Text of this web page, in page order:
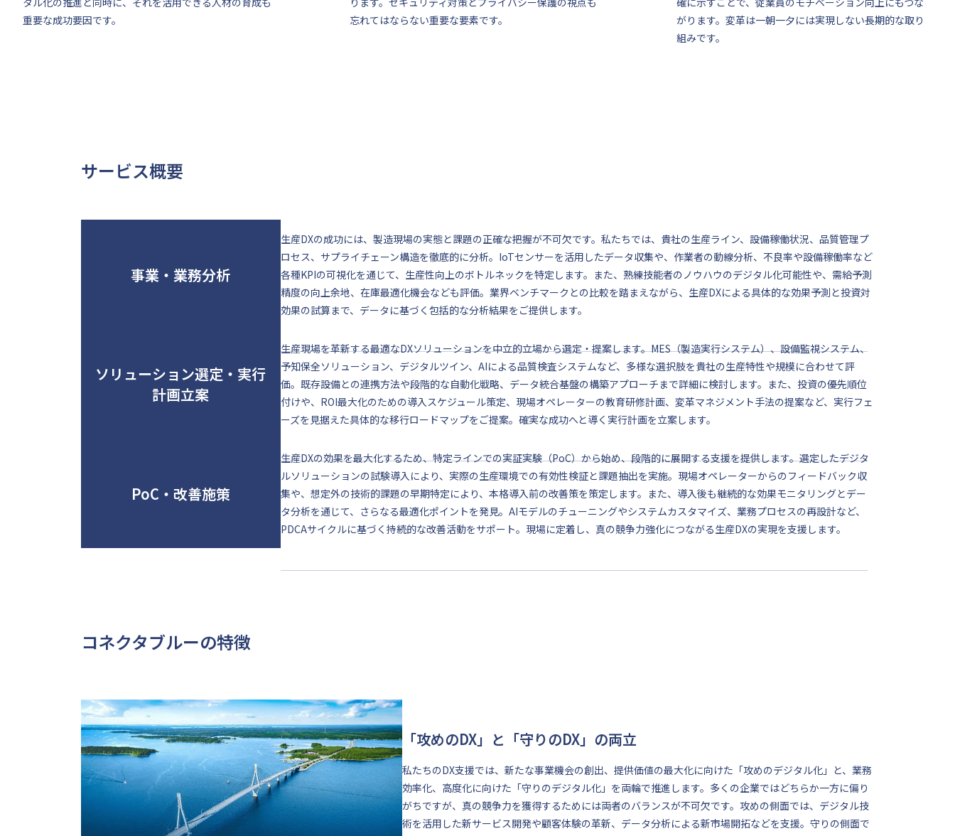
重要な成功要因です。
忘れてはならない重要な要素です。
がります。変革は一朝一夕には実現しない長期的な取り
組みです。
サービス概要
事業・業務分析
生産DXの成功には、製造現場の実態と課題の正確な把握が不可欠です。私たちでは、貴社の生産ライン、設備稼働状況、品質管理プ
ロセス、サプライチェーン構造を徹底的に分析。IoTセンサーを活用したデータ収集や、作業者の動線分析、不良率や設備稼働率など
各種KPIの可視化を通じて、生産性向上のボトルネックを特定します。また、熟練技能者のノウハウのデジタル化可能性や、需給予測
精度の向上余地、在庫最適化機会なども評価。業界ベンチマークとの比較を踏まえながら、生産DXによる具体的な効果予測と投資対
効果の試算まで、データに基づく包括的な分析結果をご提供します。
ソリューション選定・実行
計画立案
生産現場を革新する最適なDXソリューションを中立的立場から選定・提案します。MES（製造実行システム）、設備監視システム、
予知保全ソリューション、デジタルツイン、AIによる品質検査システムなど、多様な選択肢を貴社の生産特性や規模に合わせて評
価。既存設備との連携方法や段階的な自動化戦略、データ統合基盤の構築アプローチまで詳細に検討します。また、投資の優先順位
付けや、ROI最大化のための導入スケジュール策定、現場オペレーターの教育研修計画、変革マネジメント手法の提案など、実行フェ
ーズを見据えた具体的な移行ロードマップをご提案。確実な成功へと導く実行計画を立案します。
PoC・改善施策
生産DXの効果を最大化するため、特定ラインでの実証実験（PoC）から始め、段階的に展開する支援を提供します。選定したデジタ
ルソリューションの試験導入により、実際の生産環境での有効性検証と課題抽出を実施。現場オペレーターからのフィードバック収
集や、想定外の技術的課題の早期特定により、本格導入前の改善策を策定します。また、導入後も継続的な効果モニタリングとデー
タ分析を通じて、さらなる最適化ポイントを発見。AIモデルのチューニングやシステムカスタマイズ、業務プロセスの再設計など、
PDCAサイクルに基づく持続的な改善活動をサポート。現場に定着し、真の競争力強化につながる生産DXの実現を支援します。
コネクタブルーの特徴
「攻めのDX」と「守りのDX」の両立
私たちのDX支援では、新たな事業機会の創出、提供価値の最大化に向けた「攻めのデジタル化」と、業務
効率化、高度化に向けた「守りのデジタル化」を両輪で推進します。多くの企業ではどちらか一方に偏り
がちですが、真の競争力を獲得するためには両者のバランスが不可欠です。攻めの側面では、デジタル技
術を活用した新サービス開発や顧客体験の革新、データ分析による新市場開拓などを支援。守りの側面で